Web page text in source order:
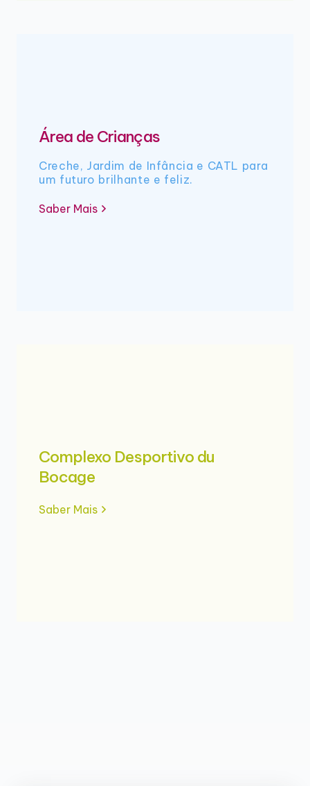
Área de Crianças
Creche, Jardim de Infância e CATL para
um futuro brilhante e feliz.
Saber Mais
Complexo Desportivo du
Bocage
Saber Mais